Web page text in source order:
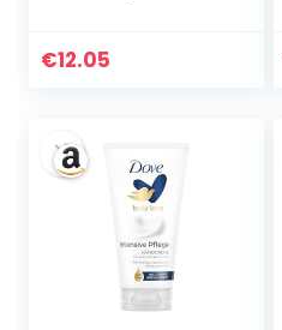
Sap and
Supple, Restores
Extra Dry Hands 75
€12.05